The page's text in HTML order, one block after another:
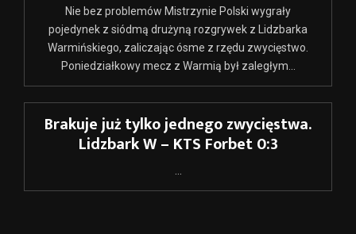
Nie bez problemów Mistrzynie Polski wygrały
pojedynek z siódmą drużyną rozgrywek z Lidzbarka
Warmińskiego, zaliczając ósme z rzędu zwycięstwo.
Poniedziałkowy mecz z Warmią był zaległym...
Brakuje już tylko jednego zwycięstwa.
Lidzbark W – KTS Forbet 0:3
...